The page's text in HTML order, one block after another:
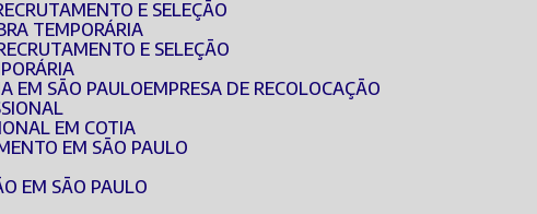
E SELEÇÃO
TEMPORÁRIA
E SELEÇÃO
EM SÃO PAULO EMPRESA DE RECOLOCAÇÃO
EM COTIA
EM SÃO PAULO
EM SÃO PAULO